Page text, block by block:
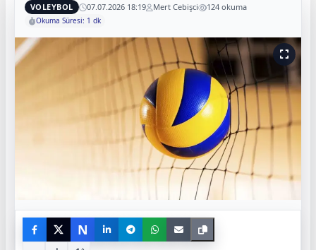
VOLEYBOL 07.07.2026 18:19 Mert Cebişci 124 okuma
Okuma Süresi: 1 dk
N